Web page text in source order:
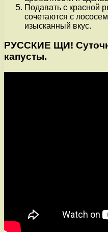
Подавать с красной
сочетаются с
изысканный вкус.
РУССКИЕ ЩИ!
капусты.